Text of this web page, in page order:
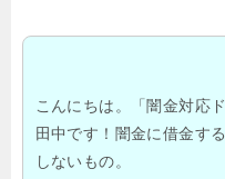
こんにちは。「闇金対応
田中です！闇金に借金す
しないもの。